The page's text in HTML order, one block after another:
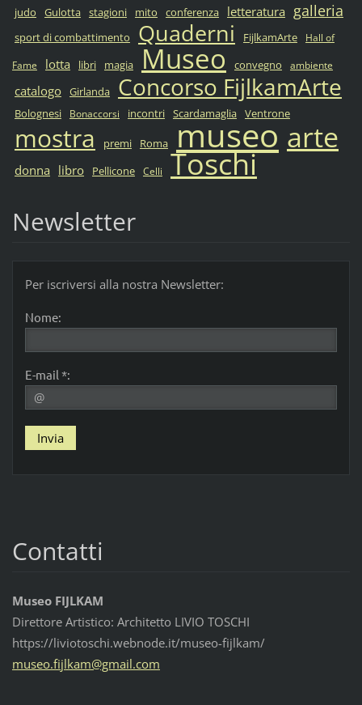
judo Gulotta stagioni mito conferenza letteratura galleria
sport di combattimento Quaderni FijlkamArte
Hall of
Fame
lotta libri magia Museo convegno ambiente
catalogo Girlanda Concorso FijlkamArte
Bolognesi Bonaccorsi incontri Scardamaglia Ventrone
mostra premi Roma museo arte
donna libro Pellicone Celli Toschi
Newsletter
Per iscriversi alla nostra Newsletter:
Nome:
E-mail *:
Contatti
Museo FIJLKAM
Direttore Artistico: Architetto LIVIO TOSCHI
https://liviotoschi.webnode.it/museo-fijlkam/
museo.fijlkam@gmail.com